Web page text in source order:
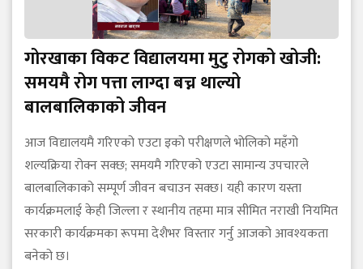
गोरखाका विकट विद्यालयमा मुटु रोगको खोजी:
समयमै रोग पत्ता लाग्दा बच्न थाल्यो
बालबालिकाको जीवन
आज विद्यालयमै गरिएको एउटा इको परीक्षणले भोलिको महँगो
शल्यक्रिया रोक्न सक्छ; समयमै गरिएको एउटा सामान्य उपचारले
बालबालिकाको सम्पूर्ण जीवन बचाउन सक्छ। यही कारण यस्ता
कार्यक्रमलाई केही जिल्ला र स्थानीय तहमा मात्र सीमित नराखी नियमित
सरकारी कार्यक्रमका रूपमा देशैभर विस्तार गर्नु आजको आवश्यकता
बनेको छ।